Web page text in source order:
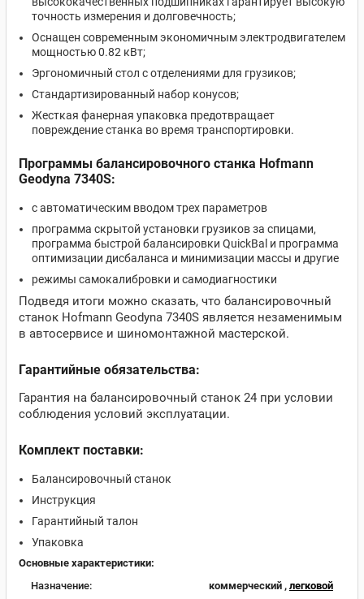
точность измерения и долговечность;
Оснащен современным экономичным электродвигателем
мощностью 0.82 кВт;
Эргономичный стол с отделениями для грузиков;
Стандартизированный набор конусов;
Жесткая фанерная упаковка предотвращает
повреждение станка во время транспортировки.
Программы балансировочного станка Hofmann
Geodyna 7340S:
c автоматическим вводом трех параметров
программа скрытой установки грузиков за спицами,
программа быстрой балансировки QuickBal и программа
оптимизации дисбаланса и минимизации массы и другие
режимы самокалибровки и самодиагностики
Подведя итоги можно сказать, что балансировочный
станок Hofmann Geodyna 7340S является незаменимым
в автосервисе и шиномонтажной мастерской.
Гарантийные обязательства:
Гарантия на балансировочный станок 24 при условии
соблюдения условий эксплуатации.
Комплект поставки:
Балансировочный станок
Инструкция
Гарантийный талон
Упаковка
Основные характеристики:
Назначение:
коммерческий , легковой